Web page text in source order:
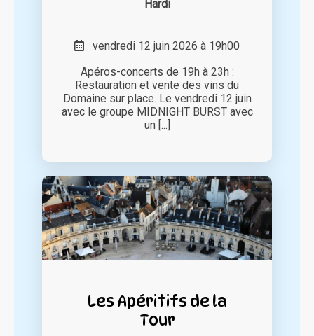
Hardi
vendredi 12 juin 2026 à 19h00
Apéros-concerts de 19h à 23h :
Restauration et vente des vins du
Domaine sur place. Le vendredi 12 juin
avec le groupe MIDNIGHT BURST avec
un [...]
Les Apéritifs de la
Tour